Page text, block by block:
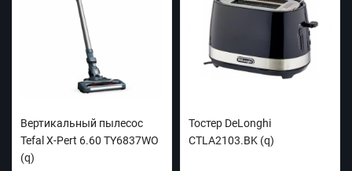
Вертикальный пылесос
Tefal X-Pert 6.60 TY6837WO
(q)
Тостер DeLonghi
CTLA2103.BK (q)